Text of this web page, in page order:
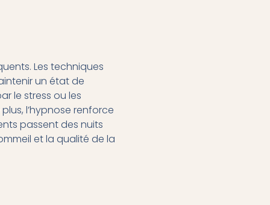
Les techniques
un état de
le stress ou les
l’hypnose renforce
passent des nuits
et la qualité de la